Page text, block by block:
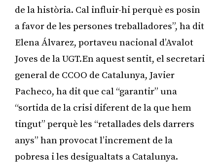
de la història. Cal influir-hi perquè es posin
a favor de les persones treballadores”, ha dit
Elena Álvarez, portaveu nacional d’Avalot
Joves de la UGT.En aquest sentit, el secretari
general de CCOO de Catalunya, Javier
Pacheco, ha dit que cal “garantir” una
“sortida de la crisi diferent de la que hem
tingut” perquè les “retallades dels darrers
anys” han provocat l’increment de la
pobresa i les desigualtats a Catalunya.